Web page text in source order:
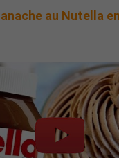
au Nutella